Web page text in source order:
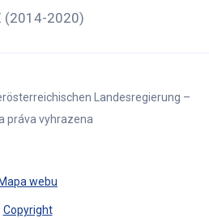
(2014-2020)
Landesregierung –
práva vyhrazena
Mapa webu
Copyright